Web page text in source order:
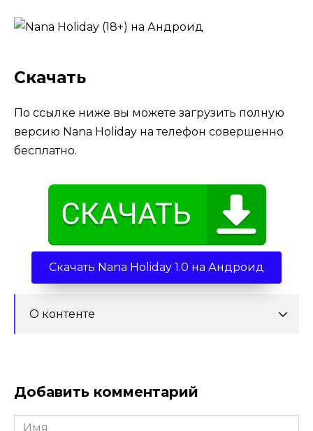
Скачать
По ссылке ниже вы можете загрузить полную
версию Nana Holiday на телефон совершенно
бесплатно.
Скачать Nana Holiday 1.0 на Андроид
О контенте
Добавить комментарий
Имя